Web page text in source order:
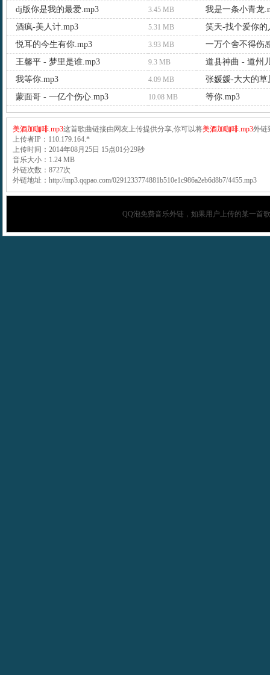
dj版你是我的最爱.mp3
3.45 MB
我是一条小青龙
酒疯-美人计.mp3
5.31 MB
笑天-找个爱你的
悦耳的今生有你.mp3
3.93 MB
一万个舍不得伤
王馨平 - 梦里是谁.mp3
9.3 MB
道县神曲 - 道州
我等你.mp3
4.09 MB
张媛媛-大大的草
蒙面哥 - 一亿个伤心.mp3
10.08 MB 等你.mp3
美酒加咖啡.mp3这首歌曲链接由网友上传提供分享,你可以将美酒加咖啡.mp3外链
上传者IP：110.179.164.*
上传时间：2014年08月25日 15点01分29秒
音乐大小：1.24 MB
外链次数：8727次
外链地址：http://mp3.qqpao.com/0291233774881b510e1c986a2eb6d8b7/4455.mp3
QQ泡免费音乐外链，如果用户上传的某一首